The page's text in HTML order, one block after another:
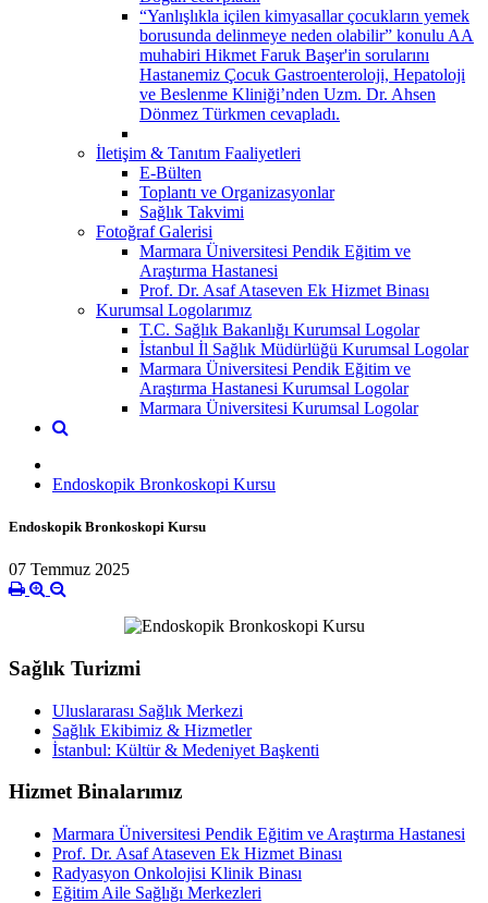
“Yanlışlıkla içilen kimyasallar çocukların yemek
borusunda delinmeye neden olabilir” konulu AA
muhabiri Hikmet Faruk Başer'in sorularını
Hastanemiz Çocuk Gastroenteroloji, Hepatoloji
ve Beslenme Kliniği’nden Uzm. Dr. Ahsen
Dönmez Türkmen cevapladı.
İletişim & Tanıtım Faaliyetleri
E-Bülten
Toplantı ve Organizasyonlar
Sağlık Takvimi
Fotoğraf Galerisi
Marmara Üniversitesi Pendik Eğitim ve
Araştırma Hastanesi
Prof. Dr. Asaf Ataseven Ek Hizmet Binası
Kurumsal Logolarımız
T.C. Sağlık Bakanlığı Kurumsal Logolar
İstanbul İl Sağlık Müdürlüğü Kurumsal Logolar
Marmara Üniversitesi Pendik Eğitim ve
Araştırma Hastanesi Kurumsal Logolar
Marmara Üniversitesi Kurumsal Logolar
Endoskopik Bronkoskopi Kursu
Endoskopik Bronkoskopi Kursu
07 Temmuz 2025
Sağlık Turizmi
Uluslararası Sağlık Merkezi
Sağlık Ekibimiz & Hizmetler
İstanbul: Kültür & Medeniyet Başkenti
Hizmet Binalarımız
Marmara Üniversitesi Pendik Eğitim ve Araştırma Hastanesi
Prof. Dr. Asaf Ataseven Ek Hizmet Binası
Radyasyon Onkolojisi Klinik Binası
Eğitim Aile Sağlığı Merkezleri